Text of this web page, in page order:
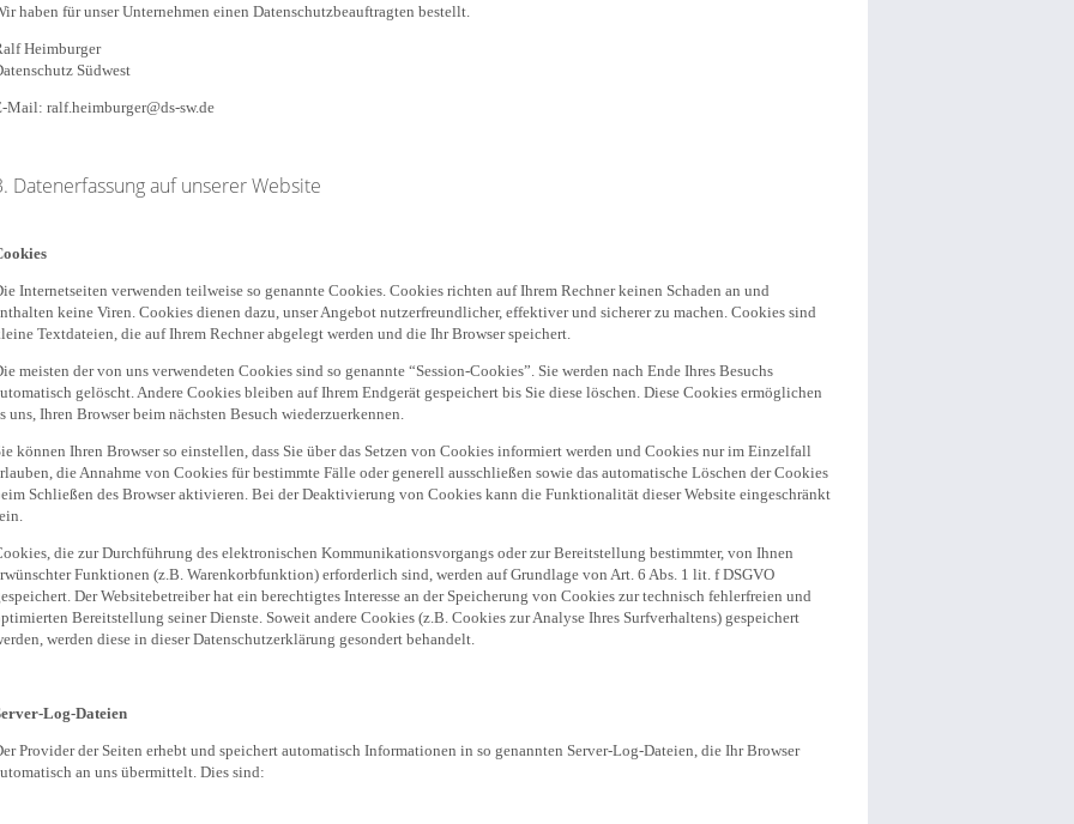
haben für unser Unternehmen einen Datenschutzbeauftragten bestellt.
Heimburger
Südwest
Mail: ralf.heimburger@ds-sw.de
Datenerfassung auf unserer Website
Internetseiten verwenden teilweise so genannte Cookies. Cookies richten auf Ihrem Rechner keinen Schaden an und
keine Viren. Cookies dienen dazu, unser Angebot nutzerfreundlicher, effektiver und sicherer zu machen. Cookies sind
Textdateien, die auf Ihrem Rechner abgelegt werden und die Ihr Browser speichert.
meisten der von uns verwendeten Cookies sind so genannte “Session-Cookies”. Sie werden nach Ende Ihres Besuchs
gelöscht. Andere Cookies bleiben auf Ihrem Endgerät gespeichert bis Sie diese löschen. Diese Cookies ermöglichen
uns, Ihren Browser beim nächsten Besuch wiederzuerkennen.
können Ihren Browser so einstellen, dass Sie über das Setzen von Cookies informiert werden und Cookies nur im Einzelfall
die Annahme von Cookies für bestimmte Fälle oder generell ausschließen sowie das automatische Löschen der Cookies
Schließen des Browser aktivieren. Bei der Deaktivierung von Cookies kann die Funktionalität dieser Website eingeschränkt
die zur Durchführung des elektronischen Kommunikationsvorgangs oder zur Bereitstellung bestimmter, von Ihnen
Funktionen (z.B. Warenkorbfunktion) erforderlich sind, werden auf Grundlage von Art. 6 Abs. 1 lit. f DSGVO
Der Websitebetreiber hat ein berechtigtes Interesse an der Speicherung von Cookies zur technisch fehlerfreien und
Bereitstellung seiner Dienste. Soweit andere Cookies (z.B. Cookies zur Analyse Ihres Surfverhaltens) gespeichert
werden diese in dieser Datenschutzerklärung gesondert behandelt.
Log-Dateien
Provider der Seiten erhebt und speichert automatisch Informationen in so genannten Server-Log-Dateien, die Ihr Browser
an uns übermittelt. Dies sind: